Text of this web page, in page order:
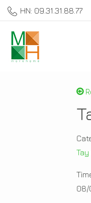
HN: 09.31.31.88.77
08/